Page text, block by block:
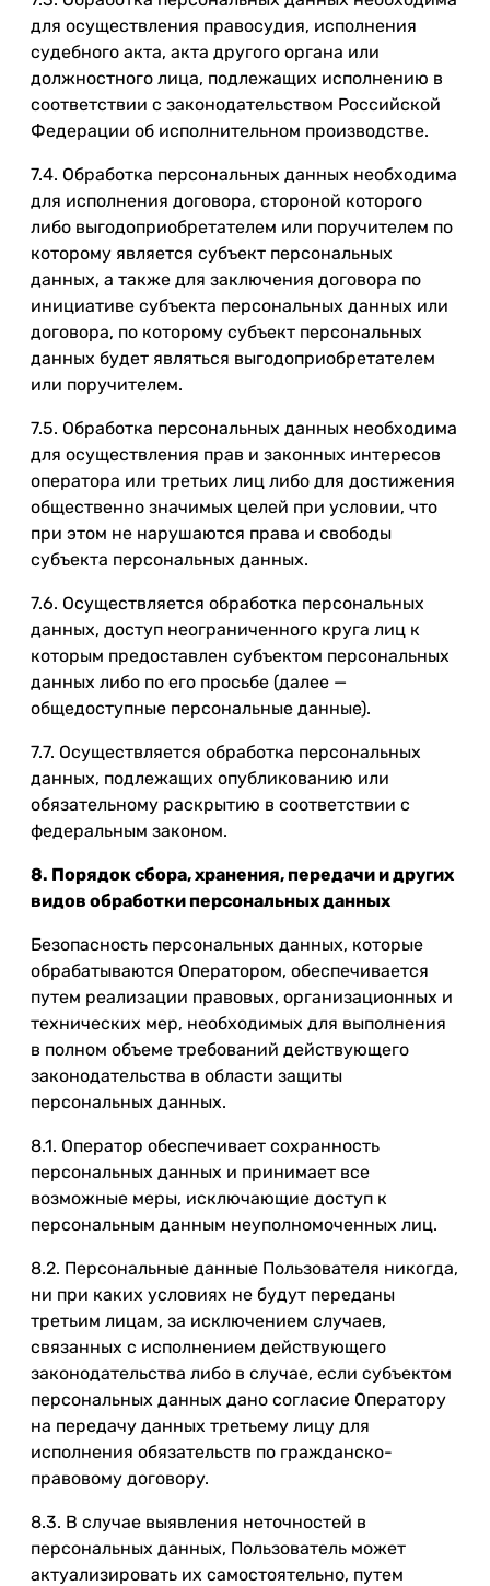
для осуществления правосудия, исполнения
судебного акта, акта другого органа или
должностного лица, подлежащих исполнению в
соответствии с законодательством Российской
Федерации об исполнительном производстве.
7.4. Обработка персональных данных необходима
для исполнения договора, стороной которого
либо выгодоприобретателем или поручителем по
которому является субъект персональных
данных, а также для заключения договора по
инициативе субъекта персональных данных или
договора, по которому субъект персональных
данных будет являться выгодоприобретателем
или поручителем.
7.5. Обработка персональных данных необходима
для осуществления прав и законных интересов
оператора или третьих лиц либо для достижения
общественно значимых целей при условии, что
при этом не нарушаются права и свободы
субъекта персональных данных.
7.6. Осуществляется обработка персональных
данных, доступ неограниченного круга лиц к
которым предоставлен субъектом персональных
данных либо по его просьбе (далее —
общедоступные персональные данные).
7.7. Осуществляется обработка персональных
данных, подлежащих опубликованию или
обязательному раскрытию в соответствии с
федеральным законом.
8. Порядок сбора, хранения, передачи и других
видов обработки персональных данных
Безопасность персональных данных, которые
обрабатываются Оператором, обеспечивается
путем реализации правовых, организационных и
технических мер, необходимых для выполнения
в полном объеме требований действующего
законодательства в области защиты
персональных данных.
8.1. Оператор обеспечивает сохранность
персональных данных и принимает все
возможные меры, исключающие доступ к
персональным данным неуполномоченных лиц.
8.2. Персональные данные Пользователя никогда,
ни при каких условиях не будут переданы
третьим лицам, за исключением случаев,
связанных с исполнением действующего
законодательства либо в случае, если субъектом
персональных данных дано согласие Оператору
на передачу данных третьему лицу для
исполнения обязательств по гражданско-
правовому договору.
8.3. В случае выявления неточностей в
персональных данных, Пользователь может
актуализировать их самостоятельно, путем